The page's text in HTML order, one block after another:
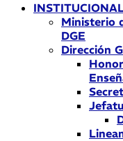
Ministerio
DGE
Dirección